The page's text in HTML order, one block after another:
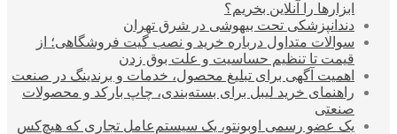
ابزارها را آنلاین بخریم؟
دندانپزشکی تحت بیهوشی در شرق تهران
سوالات متداول درباره خرید و نصب گیت فروشگاهی؛ از
قیمت تا تنظیم حساسیت و علت بوق زدن
اهمیت آگهی برای تبلیغ محصول، خدمات و برندینگ در صنعت
راهنمای خرید لیبل برای بسته‌بندی، چاپ بارکد و محصولات
صنعتی
یک عضو رسمی اوبونتو، یک سیستم‌عامل تجاری که هیچ‌کس